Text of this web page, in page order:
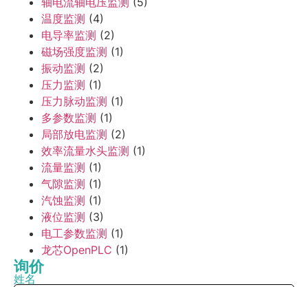
温度监测 (4)
电导率监测 (2)
磁场强度监测 (1)
振动监测 (2)
压力监测 (1)
压力脉动监测 (1)
多参数监测 (1)
局部放电监测 (2)
效率流量水头监测 (1)
流量监测 (1)
气隙监测 (1)
汽蚀监测 (1)
液位监测 (3)
电工参数监测 (1)
龙芯OpenPLC (1)
询价
姓名